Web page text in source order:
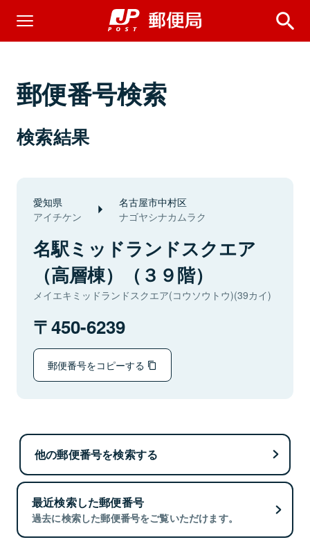
郵便番号検索
検索結果
愛知県
アイチケン
名古屋市中村区
ナゴヤシナカムラク
名駅ミッドランドスクエア
（高層棟）（３９階）
メイエキミッドランドスクエア(コウソウトウ)(39カイ)
450-6239
郵便番号をコピーする
他の郵便番号を検索する
最近検索した郵便番号
過去に検索した郵便番号をご覧いただけます。